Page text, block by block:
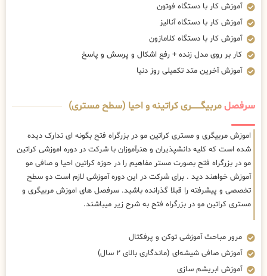
آموزش کار با دستگاه فوتون
آموزش کار با دستگاه آنالیز
آموزش کار با دستگاه کلامازون
کار بر روی مدل زنده + رفع اشکال و پرسش و پاسخ
آموزش آخرین متد تکمیلی روز دنیا
سرفصلمربیگــــــــری کراتینه و احیا (سطح مستری)
اموزش مربیگری و مستری کراتین مو در بزرگراه فتح بگونه ای تدارک دیده
شده است که کلیه دانشپذیران و هنرآموزان با شرکت در دوره اموزشی کراتین
مو در بزرگراه فتح بصورت مستر مفاهیم را در حوزه کراتین احیا و صافی مو
آموزش خواهند دید . برای شرکت در این دوره آموزشی لازم است دو سطح
تخصصی و پیشرفته را قبلا گذرانده باشید. سرفصل های اموزش مربیگری و
مستری کراتین مو در بزرگراه فتح به شرح زیر میباشند.
مرور مباحث آموزشی توکن و پرفکتال
آموزش صافی شیشه‌ای (ماندگاری بالای ۲ سال)
آموزش ابریشم سازی